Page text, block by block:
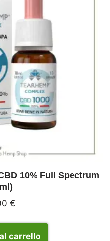
10% Full Spectrum
€
carrello